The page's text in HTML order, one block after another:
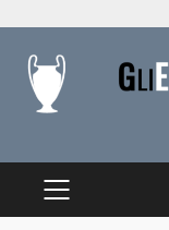
content
PRIMARY